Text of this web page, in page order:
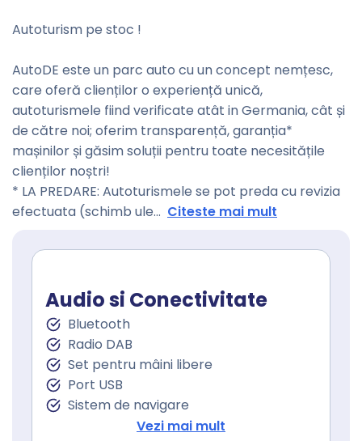
Autoturism pe stoc !
AutoDE este un parc auto cu un concept nemțesc,
care oferă clienților o experiență unică,
autoturismele fiind verificate atât in Germania, cât și
de către noi; oferim transparență, garanția*
mașinilor și găsim soluții pentru toate necesitățile
clienților noștri!
* LA PREDARE: Autoturismele se pot preda cu revizia
efectuata (schimb ule... Citeste mai mult
Audio si Conectivitate
Bluetooth
Radio DAB
Set pentru mâini libere
Port USB
Sistem de navigare
TouchscreenVezi mai mult